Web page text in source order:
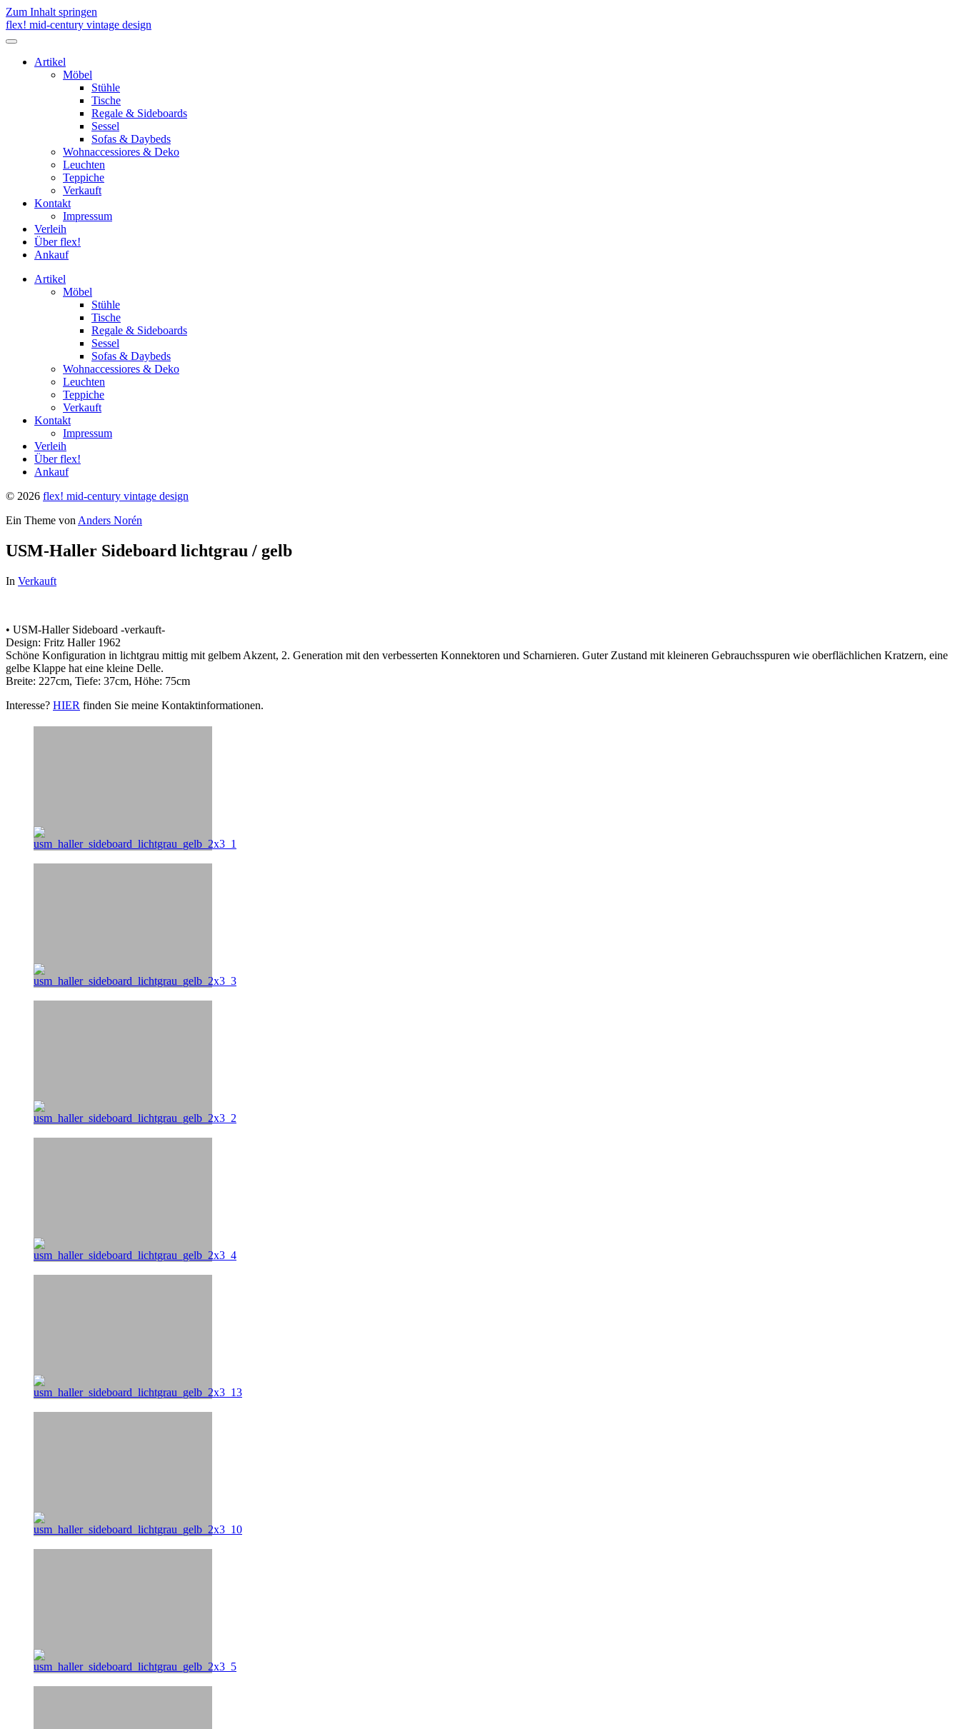
Zum Inhalt springen
flex! mid-century vintage design
Menü
umschalten
Artikel
Möbel
Stühle
Tische
Regale & Sideboards
Sessel
Sofas & Daybeds
Wohnaccessiores & Deko
Leuchten
Teppiche
Verkauft
Kontakt
Impressum
Verleih
Über flex!
Ankauf
Artikel
Möbel
Stühle
Tische
Regale & Sideboards
Sessel
Sofas & Daybeds
Wohnaccessiores & Deko
Leuchten
Teppiche
Verkauft
Kontakt
Impressum
Verleih
Über flex!
Ankauf
© 2026 flex! mid-century vintage design
Ein Theme von Anders Norén
USM-Haller Sideboard lichtgrau / gelb
In Verkauft
• USM-Haller Sideboard -verkauft-
Design: Fritz Haller 1962
Schöne Konfiguration in lichtgrau mittig mit gelbem Akzent, 2. Generation mit den verbesserten Konnektoren und Scharnieren. Guter Zustand mit kleineren Gebrauchsspuren wie oberflächlichen Kratzern, eine
gelbe Klappe hat eine kleine Delle.
Breite: 227cm, Tiefe: 37cm, Höhe: 75cm
Interesse? HIER finden Sie meine Kontaktinformationen.